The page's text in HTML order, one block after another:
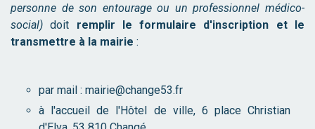
personne de son entourage ou un professionnel médico-
social)doit remplir le formulaire d'inscription et le
transmettre à la mairie :
par mail : mairie@change53.fr
à l'accueil de l'Hôtel de ville, 6 place Christian